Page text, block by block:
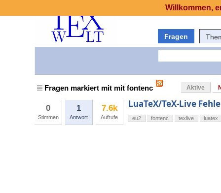
Fragen
Fragen markiert mit mit fontenc Aktive
0
Stimmen
1
Antwort
7.6k
Aufrufe
LuaTeX/TeX-Live
eu2 fontenc texlive luatex
Willkommen,